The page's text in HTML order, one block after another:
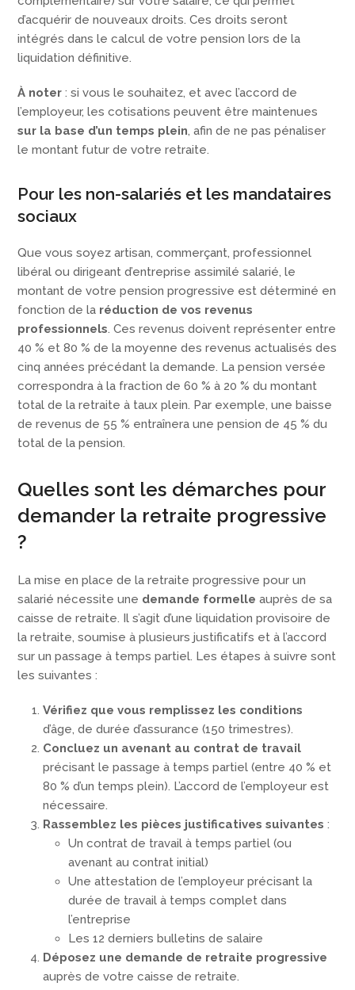
d’acquérir de nouveaux droits. Ces droits seront
intégrés dans le calcul de votre pension lors de la
liquidation définitive.
À noter : si vous le souhaitez, et avec l’accord de
l’employeur, les cotisations peuvent être maintenues
sur la base d’un temps plein, afin de ne pas pénaliser
le montant futur de votre retraite.
Pour les non-salariés et les mandataires
sociaux
Que vous soyez artisan, commerçant, professionnel
libéral ou dirigeant d’entreprise assimilé salarié, le
montant de votre pension progressive est déterminé en
fonction de la réduction de vos revenus
professionnels. Ces revenus doivent représenter entre
40 % et 80 % de la moyenne des revenus actualisés des
cinq années précédant la demande. La pension versée
correspondra à la fraction de 60 % à 20 % du montant
total de la retraite à taux plein. Par exemple, une baisse
de revenus de 55 % entraînera une pension de 45 % du
total de la pension.
Quelles sont les démarches pour
demander la retraite progressive
?
La mise en place de la retraite progressive pour un
salarié nécessite une demande formelleauprès de sa
caisse de retraite. Il s’agit d’une liquidation provisoire de
la retraite, soumise à plusieurs justificatifs et à l’accord
sur un passage à temps partiel. Les étapes à suivre sont
les suivantes :
Vérifiez que vous remplissez les conditions
d’âge, de durée d’assurance (150 trimestres).
Concluez un avenant au contrat de travail
précisant le passage à temps partiel (entre 40 % et
80 % d’un temps plein). L’accord de l’employeur est
nécessaire.
Rassemblez les pièces justificatives suivantes :
Un contrat de travail à temps partiel (ou
avenant au contrat initial)
Une attestation de l’employeur précisant la
durée de travail à temps complet dans
l’entreprise
Les 12 derniers bulletins de salaire
Déposez une demande de retraite progressive
auprès de votre caisse de retraite.